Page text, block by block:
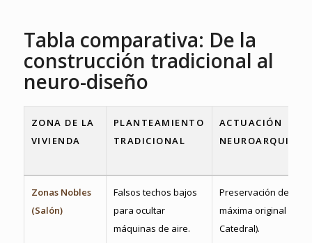
Tabla comparativa: De la
construcción tradicional al
neuro-diseño
ZONA DE LA
VIVIENDA
PLANTEAMIENTO
TRADICIONAL
ACTUACIÓN
Zonas Nobles
(Salón)
Falsos techos bajos
para ocultar
máquinas de aire.
Preservación de la
máxima original
Catedral).